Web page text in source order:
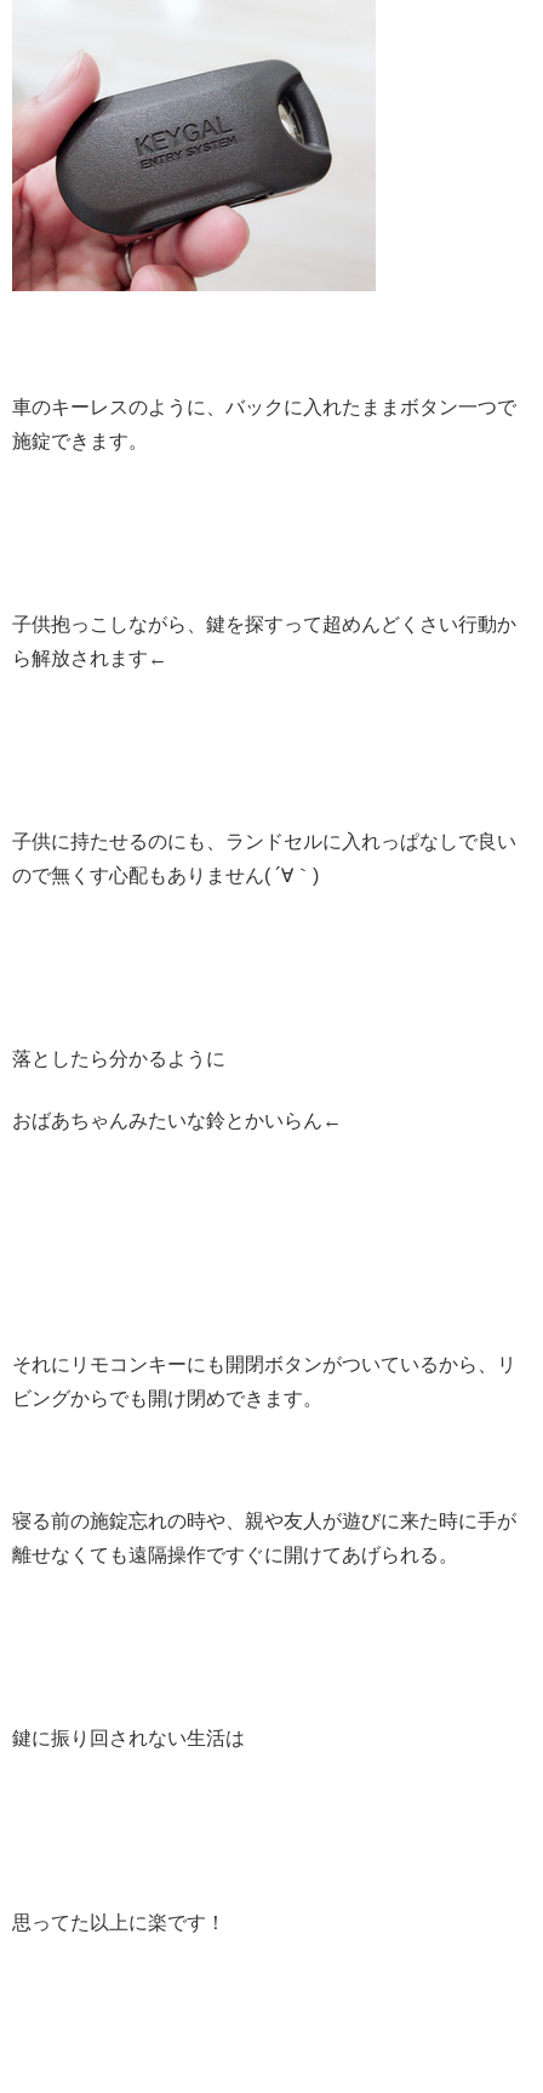
車のキーレスのように、バックに入れたままボタン一つで
施錠できます。
子供抱っこしながら、鍵を探すって超めんどくさい行動か
ら解放されます←
子供に持たせるのにも、ランドセルに入れっぱなしで良い
ので無くす心配もありません( ´∀｀)
落としたら分かるように
おばあちゃんみたいな鈴とかいらん←
それにリモコンキーにも開閉ボタンがついているから、リ
ビングからでも開け閉めできます。
寝る前の施錠忘れの時や、親や友人が遊びに来た時に手が
離せなくても遠隔操作ですぐに開けてあげられる。
鍵に振り回されない生活は
思ってた以上に楽です！